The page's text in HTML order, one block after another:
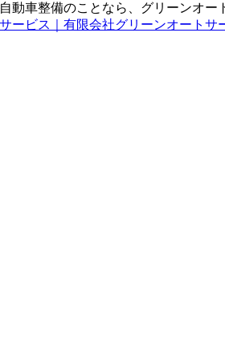
車整備のことなら、グリーンオー